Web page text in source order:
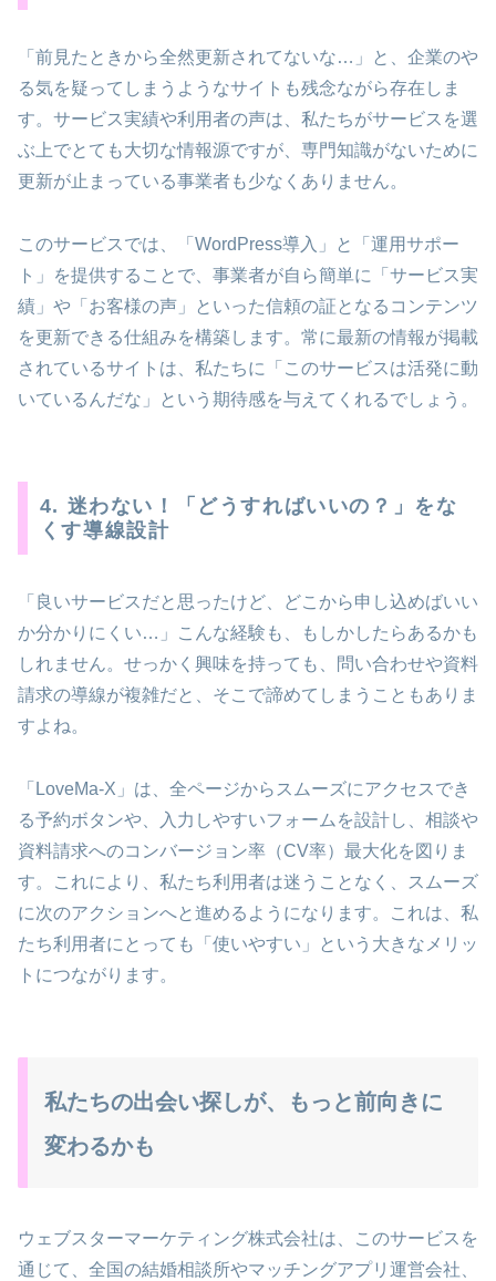
「前見たときから全然更新されてないな…」と、企業のや
る気を疑ってしまうようなサイトも残念ながら存在しま
す。サービス実績や利用者の声は、私たちがサービスを選
ぶ上でとても大切な情報源ですが、専門知識がないために
更新が止まっている事業者も少なくありません。
このサービスでは、「WordPress導入」と「運用サポー
ト」を提供することで、事業者が自ら簡単に「サービス実
績」や「お客様の声」といった信頼の証となるコンテンツ
を更新できる仕組みを構築します。常に最新の情報が掲載
されているサイトは、私たちに「このサービスは活発に動
いているんだな」という期待感を与えてくれるでしょう。
4. 迷わない！「どうすればいいの？」をな
くす導線設計
「良いサービスだと思ったけど、どこから申し込めばいい
か分かりにくい…」こんな経験も、もしかしたらあるかも
しれません。せっかく興味を持っても、問い合わせや資料
請求の導線が複雑だと、そこで諦めてしまうこともありま
すよね。
「LoveMa-X」は、全ページからスムーズにアクセスでき
る予約ボタンや、入力しやすいフォームを設計し、相談や
資料請求へのコンバージョン率（CV率）最大化を図りま
す。これにより、私たち利用者は迷うことなく、スムーズ
に次のアクションへと進めるようになります。これは、私
たち利用者にとっても「使いやすい」という大きなメリッ
トにつながります。
私たちの出会い探しが、もっと前向きに
変わるかも
ウェブスターマーケティング株式会社は、このサービスを
通じて、全国の結婚相談所やマッチングアプリ運営会社、